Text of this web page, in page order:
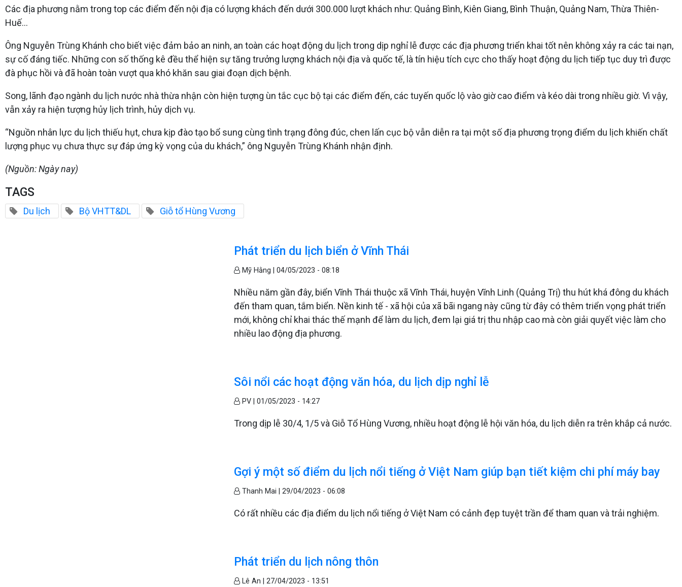
Các địa phương nằm trong top các điểm đến nội địa có lượng khách đến dưới 300.000 lượt khách như: Quảng Bình, Kiên Giang, Bình Thuận, Quảng Nam, Thừa Thiên-
Huế…
Ông Nguyễn Trùng Khánh cho biết việc đảm bảo an ninh, an toàn các hoạt động du lịch trong dịp nghỉ lễ được các địa phương triển khai tốt nên không xảy ra các tai nạn,
sự cố đáng tiếc. Những con số thống kê đều thể hiện sự tăng trưởng lượng khách nội địa và quốc tế, là tín hiệu tích cực cho thấy hoạt động du lịch tiếp tục duy trì được
đà phục hồi và đã hoàn toàn vượt qua khó khăn sau giai đoạn dịch bệnh.
Song, lãnh đạo ngành du lịch nước nhà thừa nhận còn hiện tượng ùn tắc cục bộ tại các điểm đến, các tuyến quốc lộ vào giờ cao điểm và kéo dài trong nhiều giờ. Vì vậy,
vẫn xảy ra hiện tượng hủy lịch trình, hủy dịch vụ.
“Nguồn nhân lực du lịch thiếu hụt, chưa kịp đào tạo bổ sung cùng tình trạng đông đúc, chen lấn cục bộ vẫn diễn ra tại một số địa phương trọng điểm du lịch khiến chất
lượng phục vụ chưa thực sự đáp ứng kỳ vọng của du khách,” ông Nguyễn Trùng Khánh nhận định.
(Nguồn: Ngày nay)
TAGS
Du lịch Bộ VHTT&DL Giỗ tổ Hùng Vương
Phát triển du lịch biển ở Vĩnh Thái
Mỹ Hằng |04/05/2023 - 08:18
Nhiều năm gần đây, biển Vĩnh Thái thuộc xã Vĩnh Thái, huyện Vĩnh Linh (Quảng Trị) thu hút khá đông du khách
đến tham quan, tắm biển. Nền kinh tế - xã hội của xã bãi ngang này cũng từ đây có thêm triển vọng phát triển
mới, không chỉ khai thác thế mạnh để làm du lịch, đem lại giá trị thu nhập cao mà còn giải quyết việc làm cho
nhiều lao động địa phương.
Sôi nổi các hoạt động văn hóa, du lịch dịp nghỉ lễ
PV |01/05/2023 - 14:27
Trong dịp lễ 30/4, 1/5 và Giỗ Tổ Hùng Vương, nhiều hoạt động lễ hội văn hóa, du lịch diễn ra trên khắp cả nước.
Gợi ý một số điểm du lịch nổi tiếng ở Việt Nam giúp bạn tiết kiệm chi phí máy bay
Thanh Mai |29/04/2023 - 06:08
Có rất nhiều các địa điểm du lịch nổi tiếng ở Việt Nam có cảnh đẹp tuyệt trần để tham quan và trải nghiệm.
Phát triển du lịch nông thôn
Lê An |27/04/2023 - 13:51